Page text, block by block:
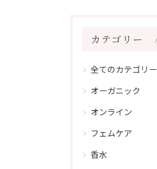
カテゴリー
全てのカテゴリー
オーガニック
オンライン
フェムケア
香水